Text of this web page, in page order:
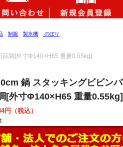
制服 製氷機 のぼり
目調[外寸Φ140×H65 重量0.55kg]
鍋 スタッキングビビンバ
[外寸Φ140×H65 重量0.55kg]
円（税込）